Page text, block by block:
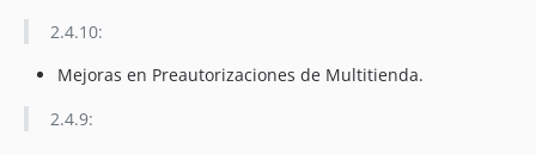
2.4.10:
Mejoras en Preautorizaciones de Multitienda.
2.4.9: